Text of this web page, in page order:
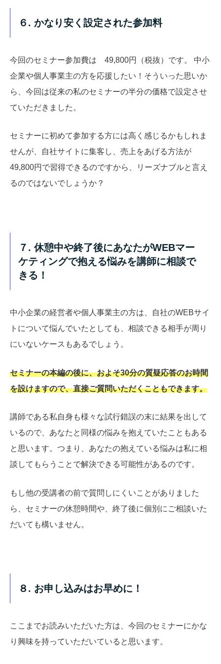
６. かなり安く設定された参加料
今回のセミナー参加費は 49,800円（税抜）です。 中小
企業や個人事業主の方を応援したい！そういった思いか
ら、今回は従来の私のセミナーの半分の価格で設定させ
ていただきました。
セミナーに初めて参加する方には高く感じるかもしれま
せんが、自社サイトに集客し、売上をあげる方法が
49,800円で習得できるのですから、リーズナブルと言え
るのではないでしょうか？
７. 休憩中や終了後にあなたがWEBマー
ケティングで抱える悩みを講師に相談で
きる！
中小企業の経営者や個人事業主の方は、自社のWEBサイ
トについて悩んでいたとしても、相談できる相手が周り
にいないケースもあるでしょう。
セミナーの本編の後に、およそ30分の質疑応答のお時間
を設けますので、直接ご質問いただくこともできます。
講師である私自身も様々な試行錯誤の末に結果を出して
いるので、あなたと同様の悩みを抱えていたこともある
と思います。つまり、あなたの抱えている悩みは私に相
談してもらうことで解決できる可能性があるのです。
もし他の受講者の前で質問しにくいことがありました
ら、セミナーの休憩時間や、終了後に個別にご相談いた
だいても構いません。
８. お申し込みはお早めに！
ここまでお読みいただいた方は、今回のセミナーにかな
り興味を持っていただいていると思います。